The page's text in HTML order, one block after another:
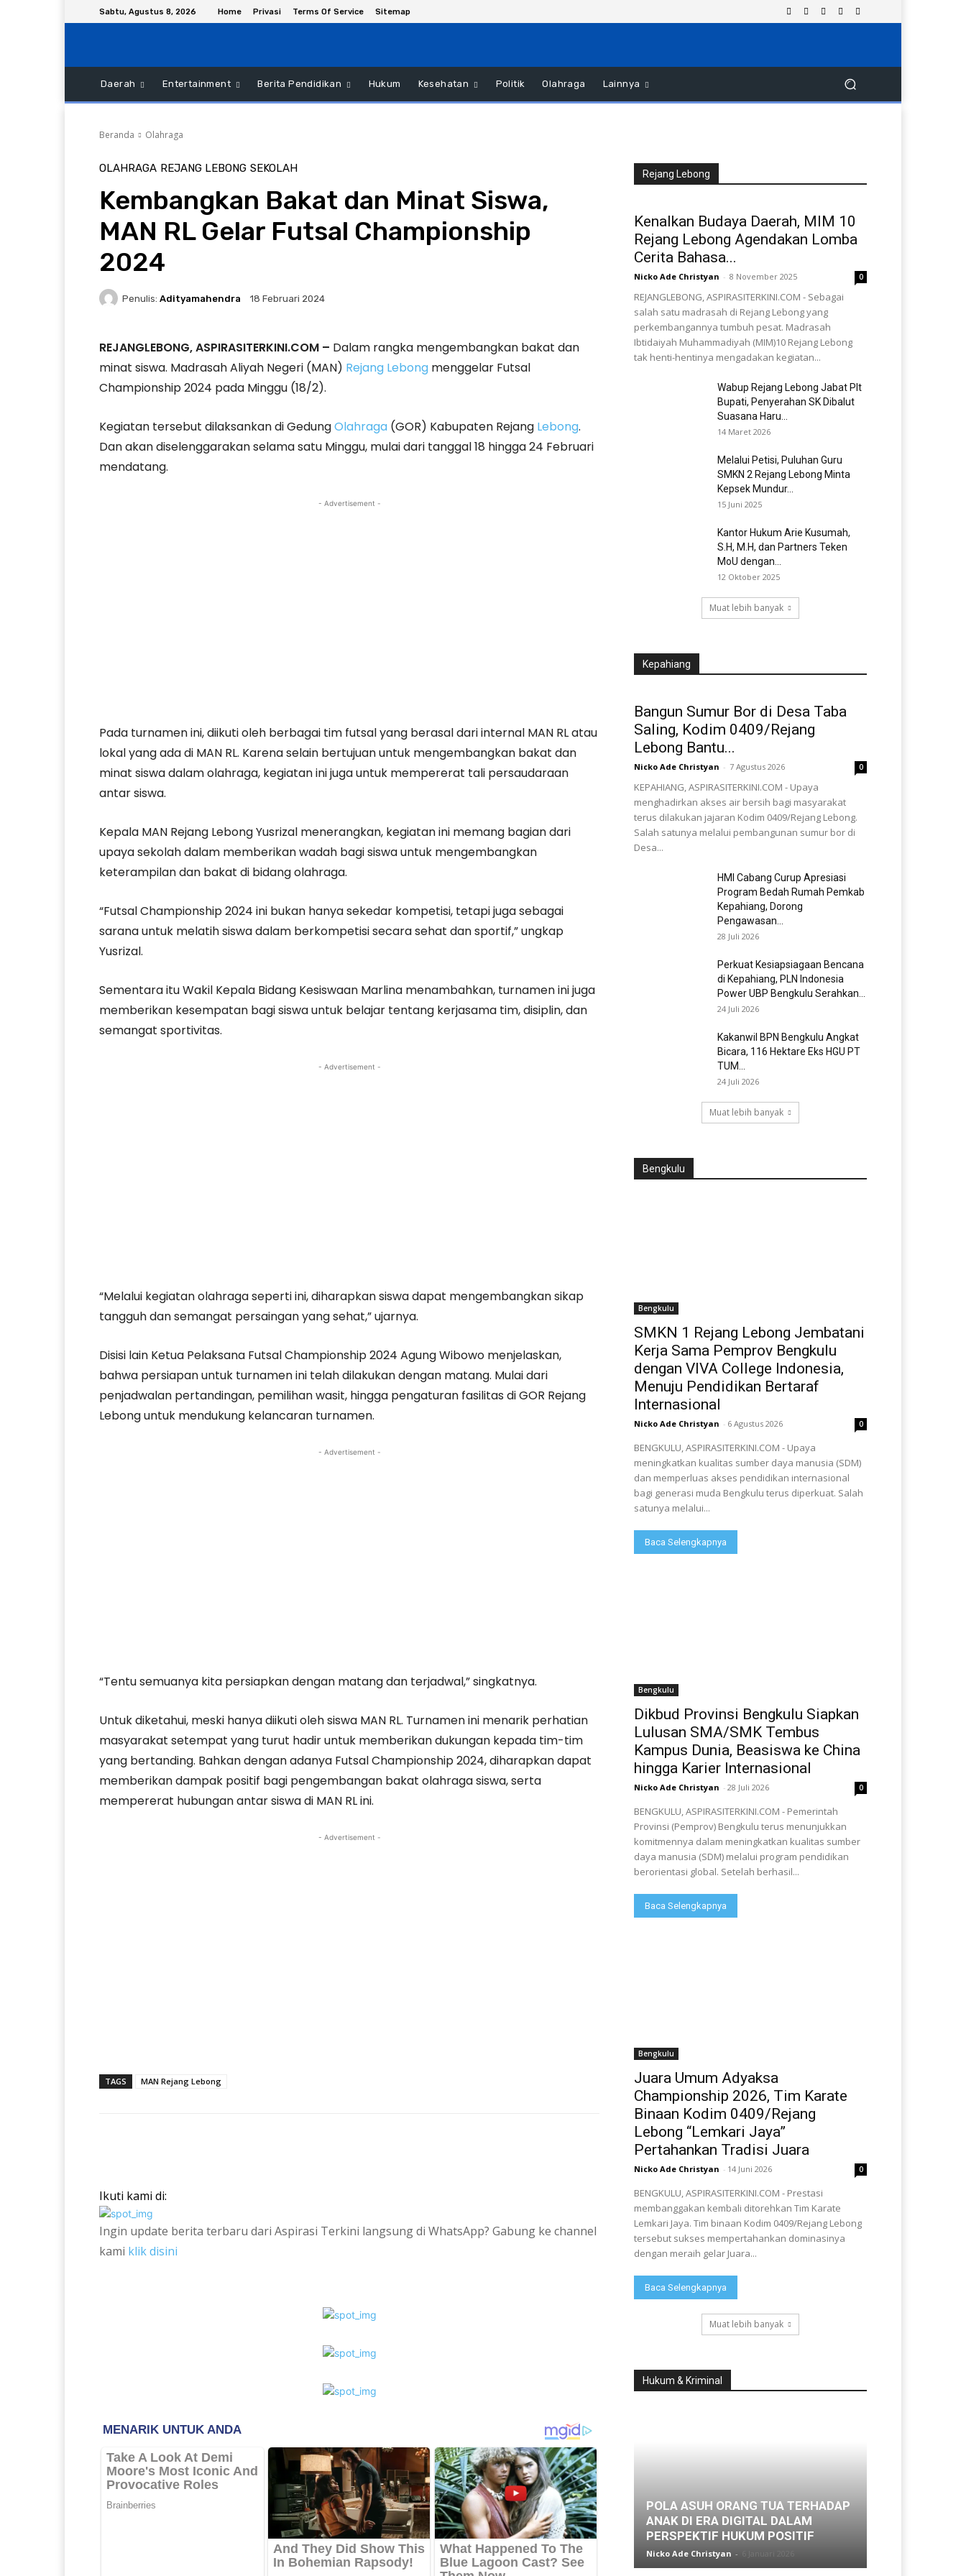
Sabtu, Agustus 8, 2026 Home Privasi Terms Of Service Sitemap
Daerah Entertainment Berita Pendidikan Hukum Kesehatan Politik Olahraga Lainnya
Beranda Olahraga
OLAHRAGA REJANG LEBONG SEKOLAH
Kembangkan Bakat dan Minat Siswa,
MAN RL Gelar Futsal Championship
2024
Penulis: Adityamahendra 18 Februari 2024
REJANGLEBONG, ASPIRASITERKINI.COM – Dalam rangka mengembangkan bakat dan
minat siswa. Madrasah Aliyah Negeri (MAN) Rejang Lebong menggelar Futsal
Championship 2024 pada Minggu (18/2).
Kegiatan tersebut dilaksankan di GedungOlahraga (GOR) Kabupaten Rejang Lebong.
Dan akan diselenggarakan selama satu Minggu, mulai dari tanggal 18 hingga 24 Februari
mendatang.
- Advertisement -
Pada turnamen ini, diikuti oleh berbagai tim futsal yang berasal dari internal MAN RL atau
lokal yang ada di MAN RL. Karena selain bertujuan untuk mengembangkan bakat dan
minat siswa dalam olahraga, kegiatan ini juga untuk mempererat tali persaudaraan
antar siswa.
Kepala MAN Rejang Lebong Yusrizal menerangkan, kegiatan ini memang bagian dari
upaya sekolah dalam memberikan wadah bagi siswa untuk mengembangkan
keterampilan dan bakat di bidang olahraga.
“Futsal Championship 2024 ini bukan hanya sekedar kompetisi, tetapi juga sebagai
sarana untuk melatih siswa dalam berkompetisi secara sehat dan sportif,” ungkap
Yusrizal.
Sementara itu Wakil Kepala Bidang Kesiswaan Marlina menambahkan, turnamen ini juga
memberikan kesempatan bagi siswa untuk belajar tentang kerjasama tim, disiplin, dan
semangat sportivitas.
- Advertisement -
“Melalui kegiatan olahraga seperti ini, diharapkan siswa dapat mengembangkan sikap
tangguh dan semangat persaingan yang sehat,” ujarnya.
Disisi lain Ketua Pelaksana Futsal Championship 2024 Agung Wibowo menjelaskan,
bahwa persiapan untuk turnamen ini telah dilakukan dengan matang. Mulai dari
penjadwalan pertandingan, pemilihan wasit, hingga pengaturan fasilitas di GOR Rejang
Lebong untuk mendukung kelancaran turnamen.
- Advertisement -
“Tentu semuanya kita persiapkan dengan matang dan terjadwal,” singkatnya.
Untuk diketahui, meski hanya diikuti oleh siswa MAN RL. Turnamen ini menarik perhatian
masyarakat setempat yang turut hadir untuk memberikan dukungan kepada tim-tim
yang bertanding. Bahkan dengan adanya Futsal Championship 2024, diharapkan dapat
memberikan dampak positif bagi pengembangan bakat olahraga siswa, serta
mempererat hubungan antar siswa di MAN RL ini.
- Advertisement -
TAGS MAN Rejang Lebong
Ikuti kami di:
Ingin update berita terbaru dari Aspirasi Terkini langsung di WhatsApp? Gabung ke channel
kami klik disini
Rejang Lebong
Kenalkan Budaya Daerah, MIM 10
Rejang Lebong Agendakan Lomba
Cerita Bahasa...
Nicko Ade Christyan - 8 November 2025 0
REJANGLEBONG, ASPIRASITERKINI.COM - Sebagai
salah satu madrasah di Rejang Lebong yang
perkembangannya tumbuh pesat. Madrasah
Ibtidaiyah Muhammadiyah (MIM)10 Rejang Lebong
tak henti-hentinya mengadakan kegiatan...
Wabup Rejang Lebong Jabat Plt
Bupati, Penyerahan SK Dibalut
Suasana Haru...
14 Maret 2026
Melalui Petisi, Puluhan Guru
SMKN 2 Rejang Lebong Minta
Kepsek Mundur...
15 Juni 2025
Kantor Hukum Arie Kusumah,
S.H, M.H, dan Partners Teken
MoU dengan...
12 Oktober 2025
Muat lebih banyak
Kepahiang
Bangun Sumur Bor di Desa Taba
Saling, Kodim 0409/Rejang
Lebong Bantu...
Nicko Ade Christyan - 7 Agustus 2026 0
KEPAHIANG, ASPIRASITERKINI.COM - Upaya
menghadirkan akses air bersih bagi masyarakat
terus dilakukan jajaran Kodim 0409/Rejang Lebong.
Salah satunya melalui pembangunan sumur bor di
Desa...
HMI Cabang Curup Apresiasi
Program Bedah Rumah Pemkab
Kepahiang, Dorong
Pengawasan...
28 Juli 2026
Perkuat Kesiapsiagaan Bencana
di Kepahiang, PLN Indonesia
Power UBP Bengkulu Serahkan...
24 Juli 2026
Kakanwil BPN Bengkulu Angkat
Bicara, 116 Hektare Eks HGU PT
TUM...
24 Juli 2026
Muat lebih banyak
Bengkulu
Bengkulu
SMKN 1 Rejang Lebong Jembatani
Kerja Sama Pemprov Bengkulu
dengan VIVA College Indonesia,
Menuju Pendidikan Bertaraf
Internasional
Nicko Ade Christyan - 6 Agustus 2026 0
BENGKULU, ASPIRASITERKINI.COM - Upaya
meningkatkan kualitas sumber daya manusia (SDM)
dan memperluas akses pendidikan internasional
bagi generasi muda Bengkulu terus diperkuat. Salah
satunya melalui...
Baca Selengkapnya
Bengkulu
Dikbud Provinsi Bengkulu Siapkan
Lulusan SMA/SMK Tembus
Kampus Dunia, Beasiswa ke China
hingga Karier Internasional
Nicko Ade Christyan - 28 Juli 2026 0
BENGKULU, ASPIRASITERKINI.COM - Pemerintah
Provinsi (Pemprov) Bengkulu terus menunjukkan
komitmennya dalam meningkatkan kualitas sumber
daya manusia (SDM) melalui program pendidikan
berorientasi global. Setelah berhasil...
Baca Selengkapnya
Bengkulu
Juara Umum Adyaksa
Championship 2026, Tim Karate
Binaan Kodim 0409/Rejang
Lebong “Lemkari Jaya”
Pertahankan Tradisi Juara
Nicko Ade Christyan - 14 Juni 2026 0
BENGKULU, ASPIRASITERKINI.COM - Prestasi
membanggakan kembali ditorehkan Tim Karate
Lemkari Jaya. Tim binaan Kodim 0409/Rejang Lebong
tersebut sukses mempertahankan dominasinya
dengan meraih gelar Juara...
Baca Selengkapnya
Muat lebih banyak
Hukum & Kriminal
POLA ASUH ORANG TUA TERHADAP
ANAK DI ERA DIGITAL DALAM
PERSPEKTIF HUKUM POSITIF
Nicko Ade Christyan -